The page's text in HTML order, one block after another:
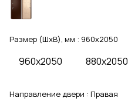
Размер (ШхВ), мм : 960x2050
960x2050 880x2050
Направление двери : Правая